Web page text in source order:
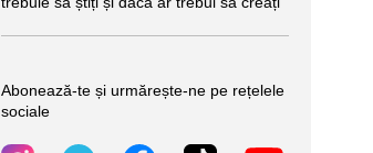
Abonează-te și urmărește-ne pe rețelele
sociale